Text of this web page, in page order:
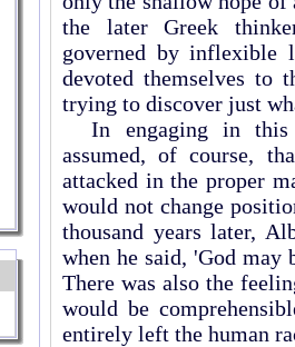
the later Greek
governed by inflexible
devoted themselves to
trying to discover just
In engaging in this
assumed, of course,
attacked in the proper
would not change
thousand years later,
when he said, 'God
There was also the
would be
entirely left the human